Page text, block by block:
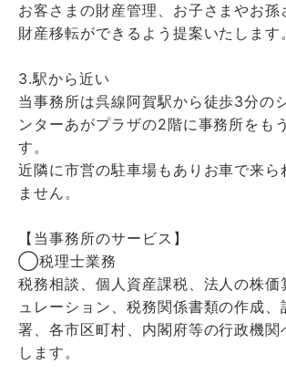
お客さまの財産管理、お子さまやお孫
財産移転ができるよう提案いたします
3.駅から近い
当事務所は呉線阿賀駅から徒歩3分の
ンターあがプラザの2階に事務所をも
す。
近隣に市営の駐車場もありお車で来ら
ません。
【当事務所のサービス】
◯税理士業務
税務相談、個人資産課税、法人の株価
ュレーション、税務関係書類の作成、
署、各市区町村、内閣府等の行政機関
します。